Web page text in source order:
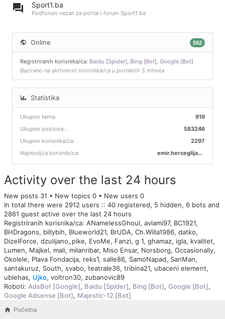
Sport1.ba
Podforum vezan za portal i forum Sport1.ba
Online 592
Registriranih korisnika/ca: Baidu [Spider], Bing [Bot], Google [Bot]
Bazirano na aktivnosti korisnika/ca u proteklih 5 minuta.
Statistika
Ukupno tema: 919
.
Ukupno postova:
583246
.
Ukupno korisnika/ca:
2297
.
Najnoviji/a korisnik/ca:
emir.herceglija00
.
Activity over the last 24 hours
New posts 31 • New topics 0 • New users 0
In total there were 2912 users :: 40 registered, 5 hidden, 6 bots and
2861 guest active over the last 24 hours
Registriranih korisnika/ca: ANamelessGhoul, avlami97, BC1921,
BHDragons, billybih, Blueworld21, BrUDA, Ch.Willa1986, datko,
DizelForce, dzulijano_pike, EvoMe, Fanzi, g 1, ghamaz, igla, kvalitet,
Lumen, Majkel, mali, milanribar, Miso Ensar, Norsborg, Occasionally,
Okolele, Plava Fondacija, reks1, salle86, SamoNapad, SanMan,
santakuruz, South, svabo, teatrale36, tribina21, ubaceni element,
ublehas, Ujko, voltron30, zubanovic89
Roboti: AdsBot [Google], Baidu [Spider], Bing [Bot], Google [Bot],
Google Adsense [Bot], Majestic-12 [Bot]
Početna